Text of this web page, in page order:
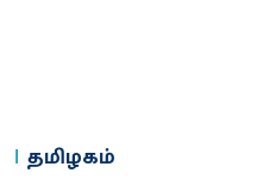
தமிழகம்